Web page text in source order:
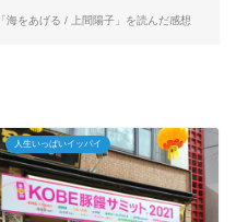
「海をあげる / 上間陽子」を読んだ感想
人生いっぱいイッパイ